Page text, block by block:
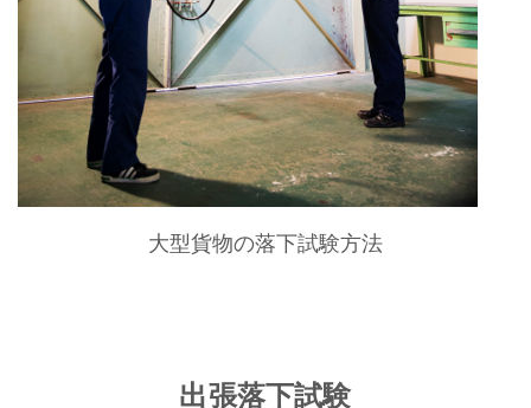
大型貨物の落下試験方法
出張落下試験